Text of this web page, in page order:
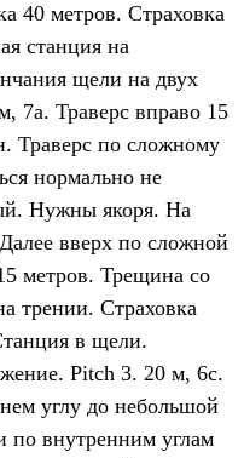
40 метров. Страховка
станция на
щели на двух
7а. Траверс вправо 15
Траверс по сложному
нормально не
Нужны якоря. На
вверх по сложной
метров. Трещина со
трении. Страховка
в щели.
Pitch 3. 20 м, 6с.
углу до небольшой
по внутренним углам